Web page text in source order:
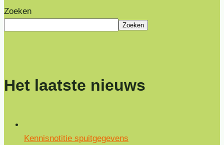
Zoeken
Zoeken
Het laatste nieuws
Kennisnotitie spuitgegevens